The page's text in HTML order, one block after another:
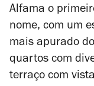
Alfama o
nome, com um
mais apurado
quartos com
terraço com